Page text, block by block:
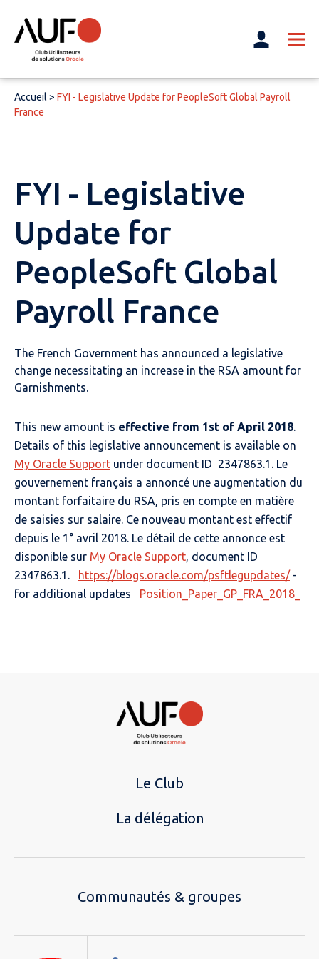
Accueil > FYI - Legislative Update for PeopleSoft Global Payroll
France
FYI - Legislative
Update for
PeopleSoft Global
Payroll France
The French Government has announced a legislative
change necessitating an increase in the RSA amount for
Garnishments.
This new amount is effective from 1st of April 2018.
Details of this legislative announcement is available on
My Oracle Support under document ID 2347863.1. Le
gouvernement français a annoncé une augmentation du
montant forfaitaire du RSA, pris en compte en matière
de saisies sur salaire. Ce nouveau montant est effectif
depuis le 1° avril 2018. Le détail de cette annonce est
disponible sur My Oracle Support, document ID
2347863.1.
https://blogs.oracle.com/psftlegupdates/-
for additional updates Position_Paper_GP_FRA_2018_
Le Club
La délégation
Communautés & groupes